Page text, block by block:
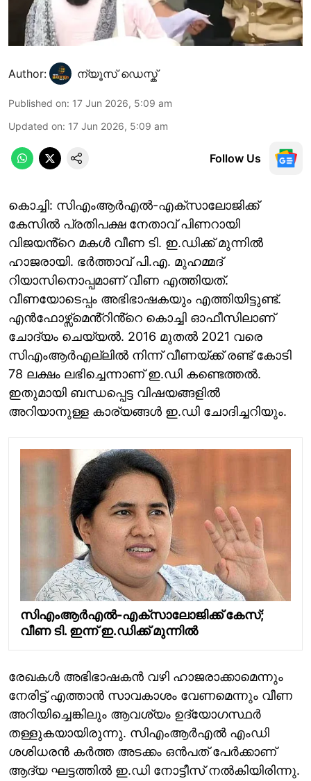
Author: ന്യൂസ് ഡെസ്ക്
Published on: 17 Jun 2026, 5:09 am
Updated on: 17 Jun 2026, 5:09 am
Follow Us
കൊച്ചി: സിഎംആർഎൽ-എക്സാലോജിക്ക്
കേസിൽ പ്രതിപക്ഷ നേതാവ് പിണറായി
വിജയൻ്റെ മകൾ വീണ ടി. ഇ.ഡിക്ക് മുന്നിൽ
ഹാജരായി. ഭർത്താവ് പി.എ. മുഹമ്മദ്
റിയാസിനൊപ്പമാണ് വീണ എത്തിയത്.
വീണയോടെപ്പം അഭിഭാഷകയും എത്തിയിട്ടുണ്ട്.
എൻഫോഴ്സ്മെൻ്റിൻ്റെ കൊച്ചി ഓഫീസിലാണ്
ചോദ്യം ചെയ്യൽ. 2016 മുതൽ 2021 വരെ
സിഎംആർഎല്ലിൽ നിന്ന് വീണയ്ക്ക് രണ്ട് കോടി
78 ലക്ഷം ലഭിച്ചെന്നാണ് ഇ.ഡി കണ്ടെത്തൽ.
ഇതുമായി ബന്ധപ്പെട്ട വിഷയങ്ങളിൽ
അറിയാനുള്ള കാര്യങ്ങൾ ഇ.ഡി ചോദിച്ചറിയും.
സിഎംആർഎൽ-എക്സാലോജിക്ക് കേസ്;
വീണ ടി. ഇന്ന് ഇ.ഡിക്ക് മുന്നിൽ
രേഖകൾ അഭിഭാഷകൻ വഴി ഹാജരാക്കാമെന്നും
നേരിട്ട് എത്താൻ സാവകാശം വേണമെന്നും വീണ
അറിയിച്ചെങ്കിലും ആവശ്യം ഉദ്യോഗസ്ഥർ
തള്ളുകയായിരുന്നു. സിഎംആർഎൽ എംഡി
ശശിധരൻ കർത്ത അടക്കം ഒൻപത് പേർക്കാണ്
ആദ്യ ഘട്ടത്തിൽ ഇ.ഡി നോട്ടീസ് നൽകിയിരിന്നു.